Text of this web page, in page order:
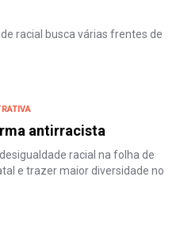
racial busca várias frentes de
antirracista
racial na folha de
e trazer maior diversidade no